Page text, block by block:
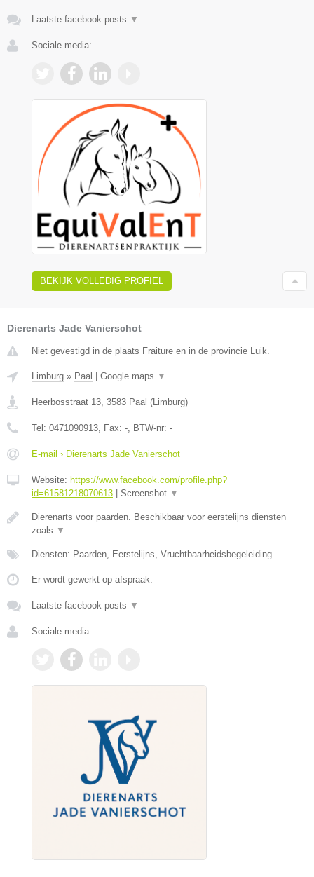
Laatste facebook posts ▼
Sociale media:
BEKIJK VOLLEDIG PROFIEL
Dierenarts Jade Vanierschot
Niet gevestigd in de plaats Fraiture en in de provincie Luik.
Limburg » Paal Google maps ▼
Heerbosstraat 13 3583 Paal ( Limburg)
Tel: 0471090913 , Fax: - , BTW-nr: -
E-mail › Dierenarts Jade Vanierschot
Website: https://www.facebook.com/profile.php?
id=61581218070613
Screenshot ▼
Dierenarts voor paarden. Beschikbaar voor eerstelijns diensten
zoals ▼
Diensten: Paarden, Eerstelijns, Vruchtbaarheidsbegeleiding
Er wordt gewerkt op afspraak.
Laatste facebook posts ▼
Sociale media: